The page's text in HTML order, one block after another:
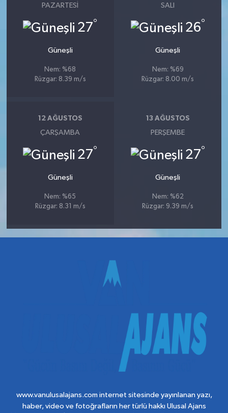
PAZARTESI
27°
Güneşli
Nem: %68
Rüzgar: 8.39 m/s
SALI
26°
Güneşli
Nem: %69
Rüzgar: 8.00 m/s
12 AĞUSTOS
ÇARŞAMBA
27°
Güneşli
Nem: %65
Rüzgar: 8.31 m/s
13 AĞUSTOS
PERŞEMBE
27°
Güneşli
Nem: %62
Rüzgar: 9.39 m/s
www.vanulusalajans.com internet sitesinde yayınlanan yazı,
haber, video ve fotoğrafların her türlü hakkı Ulusal Ajans